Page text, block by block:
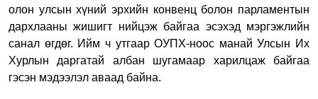
олон улсын хүний эрхийн конвенц болон парламентын
дархлааны жишигт нийцэж байгаа эсэхэд мэргэжлийн
санал өгдөг. Ийм ч утгаар ОУПХ-ноос манай Улсын Их
Хурлын даргатай албан шугамаар харилцаж байгаа
гэсэн мэдээлэл аваад байна.